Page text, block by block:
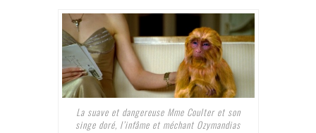
La suave et dangereuse Mme Coulter et son
singe doré, l’infâme et méchant Ozymandias